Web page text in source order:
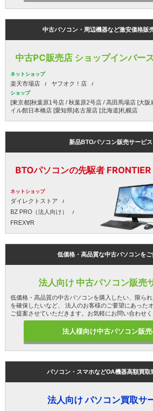
中古パソコン・周辺機器など激安価格販
中古PC販売店 ショップインバー
ネットショップ
楽天市場店 ヤフオク！店
ショップ
[東京都]秋葉原1号店 / 秋葉原2号店 / 高田馬場店 [大
イル館日本橋店 [愛知県]名古屋店 [北海道]札幌店
新品BTOパソコン販売サービス
BTOパソコンの先駆者 FRONTIER
ネットショップ
ダイレクトストア
BZ PRO（法人向け）
FREX∀R
低価格・高品質な中古パソコンを
法人向け 中古パソコン販売
低価格・高品質の中古パソコンを購入したい、限ら
を確保したいなど、 法人のお客様のご要望にあった
ご提案させていただきます。お気軽にお問い合わせく
法人様向け中古パソコン販
パソコン・スマホなどOA機器高額買取
法人向け パソコン買取サ